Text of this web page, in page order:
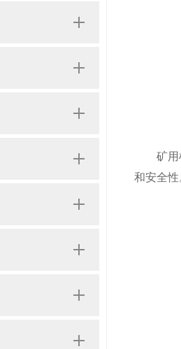
矿用机
和安全